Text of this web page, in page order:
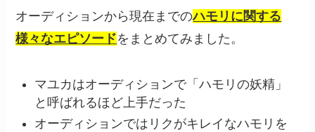
オーディションから現在までのハモリに関する
様々なエピソードをまとめてみました。
マユカはオーディションで「ハモリの妖精」
と呼ばれるほど上手だった
オーディションではリクがキレイなハモリを